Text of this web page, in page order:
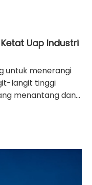
Uap Industri
untuk menerangi
langit tinggi
menantang dan
antara lampu
sangatlah penting.